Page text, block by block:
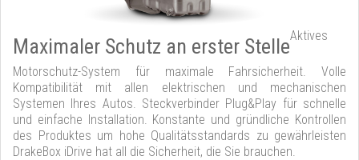
Maximaler Schutz an erster StelleAktives
Motorschutz-System für maximale Fahrsicherheit. Volle
Kompatibilität mit allen elektrischen und mechanischen
Systemen Ihres Autos. Steckverbinder Plug&Play für schnelle
und einfache Installation. Konstante und gründliche Kontrollen
des Produktes um hohe Qualitätsstandards zu gewährleisten
DrakeBox iDrive hat all die Sicherheit, die Sie brauchen.